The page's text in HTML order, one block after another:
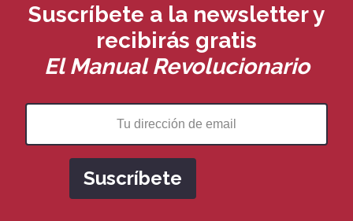
Suscríbete a la newsletter y
recibirás gratis
El Manual Revolucionario